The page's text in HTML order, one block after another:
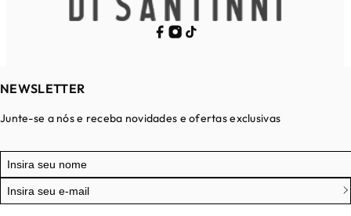
NEWSLETTER
Junte-se a nós e receba novidades e ofertas exclusivas